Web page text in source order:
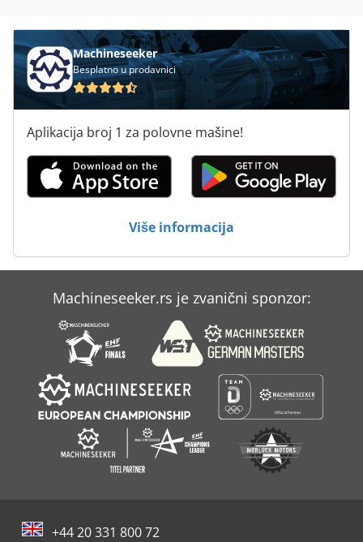
Ppl
Pumpa Za Friedmann M
Pumpe Za Infuziju
Tos Fngj 20
Machineseeker
Besplatno u prodavnici
Aplikacija broj 1 za polovne mašine!
Više informacija
Machineseeker.rs je zvanični sponzor:
+44 20 331 800 72